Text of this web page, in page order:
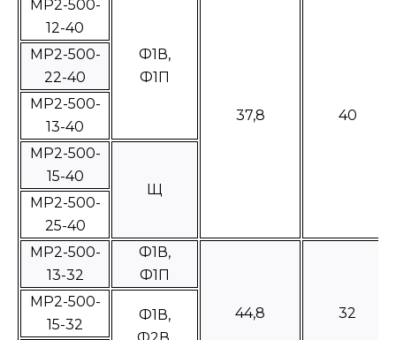
МР2-500-
12-40
Ф1В,
Ф1П
37,8 40
MP2-500-
22-40
МР2-500-
13-40
МР2-500-
15-40
Щ
МР2-500-
25-40
МР2-500-
13-32
Ф1В,
Ф1П
44,8 32
МР2-500-
15-32
Ф1В,